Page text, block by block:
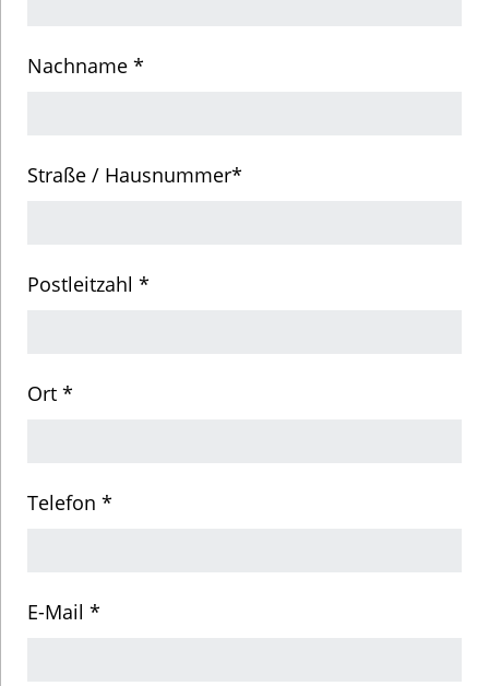
Nachname *
Straße / Hausnummer*
Postleitzahl *
Ort *
Telefon *
E-Mail *